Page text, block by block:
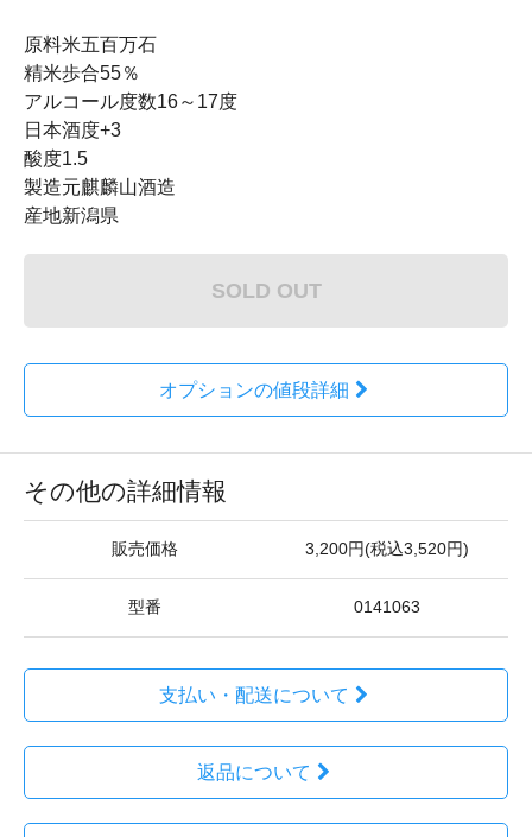
原料米五百万石
精米歩合55％
アルコール度数16～17度
日本酒度+3
酸度1.5
製造元麒麟山酒造
産地新潟県
SOLD OUT
オプションの値段詳細
その他の詳細情報
販売価格 3,200円(税込3,520円)
型番 0141063
支払い・配送について
返品について